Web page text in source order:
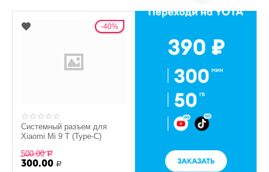
40%
Системный разъем для
Xiaomi Mi 9 T (Type-C)
500.00 Р
300.00 Р